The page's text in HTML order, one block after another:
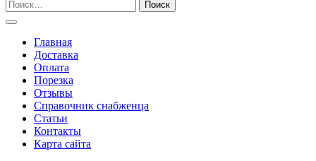
Главная
Доставка
Оплата
Порезка
Отзывы
Справочник снабженца
Статьи
Контакты
Карта сайта